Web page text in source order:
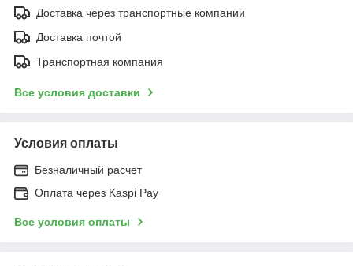
Доставка через транспортные компании
Доставка почтой
Транспортная компания
Все условия доставки
Условия оплаты
Безналичный расчет
Оплата через Kaspi Pay
Все условия оплаты